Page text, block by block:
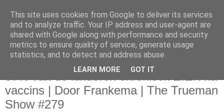
donderdag 28 mei 2026
57% van de kinderen chronisch ZIEK na
vaccins | Door Frankema | The Trueman
Show #279
This site uses cookies from Google to deliver its services
and to analyze traffic. Your IP address and user-agent are
shared with Google along with performance and security
metrics to ensure quality of service, generate usage
statistics, and to detect and address abuse.
LEARN MORE GOT IT